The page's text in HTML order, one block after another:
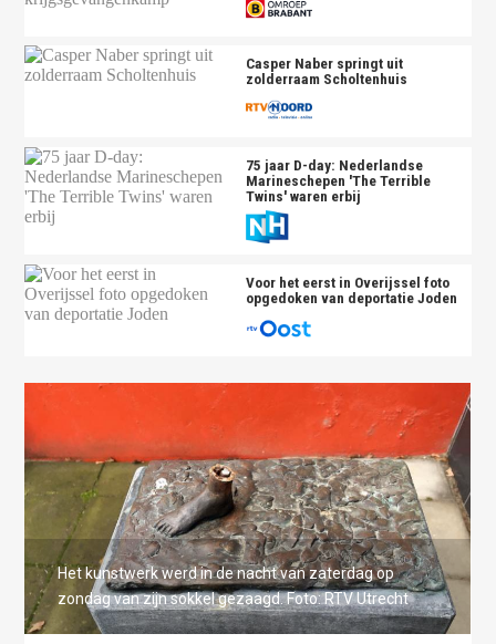
Casper Naber springt uit
zolderraam Scholtenhuis
75 jaar D-day: Nederlandse
Marineschepen 'The Terrible
Twins' waren erbij
Voor het eerst in Overijssel foto
opgedoken van deportatie Joden
Het kunstwerk werd in de nacht van zaterdag op
zondag van zijn sokkel gezaagd. Foto: RTV Utrecht